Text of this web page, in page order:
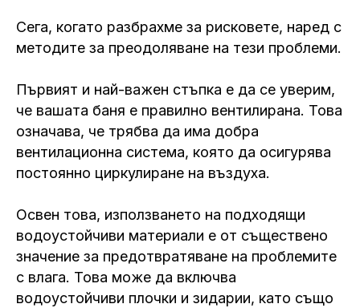
Сега, когато разбрахме за рисковете, наред с
методите за преодоляване на тези проблеми.
Първият и най-важен стъпка е да се уверим,
че вашата баня е правилно вентилирана. Това
означава, че трябва да има добра
вентилационна система, която да осигурява
постоянно циркулиране на въздуха.
Освен това, използването на подходящи
водоустойчиви материали е от съществено
значение за предотвратяване на проблемите
с влага. Това може да включва
водоустойчиви плочки и зидарии, като също